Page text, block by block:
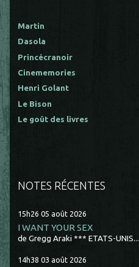
Martin
Dasola
Princécranoir
Cinememories
Henri Golant
Le Bison
Le goût des livres
NOTES RÉCENTES
15h26 05 août 2026
I WANT YOUR SEX
de Gregg Araki *** ETATS-UNIS...
14h38 03 août 2026